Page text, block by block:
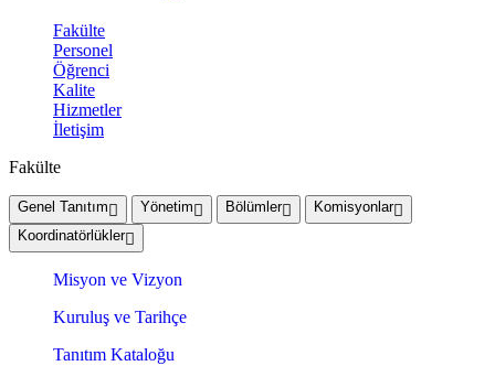
Fakülte
Personel
Öğrenci
Kalite
Hizmetler
İletişim
Fakülte
Genel Tanıtım Yönetim Bölümler
Komisyonlar
Koordinatörlükler
Misyon ve Vizyon
Kuruluş ve Tarihçe
Tanıtım Kataloğu